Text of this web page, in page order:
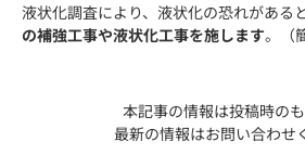
液状化調査により、液状化の恐れがある
の補強工事や液状化工事を施します。（
本記事の情報は投稿時のも
最新の情報はお問い合わせ